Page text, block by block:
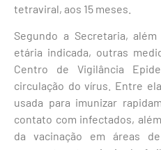
tetraviral, aos 15 meses.
Segundo a Secretaria,
etária indicada, outras
Centro de Vigilância
circulação do vírus. Entre
usada para imunizar
contato com infectados,
da vacinação em áreas